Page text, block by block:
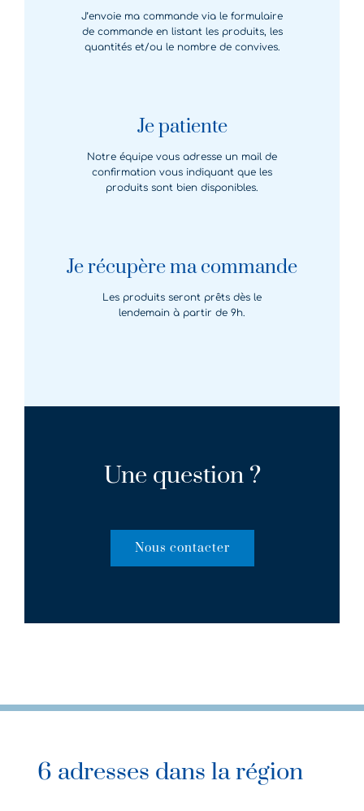
J’envoie ma commande via le formulaire
de commande en listant les produits, les
quantités et/ou le nombre de convives.
Je patiente
Notre équipe vous adresse un mail de
confirmation vous indiquant que les
produits sont bien disponibles.
Je récupère ma commande
Les produits seront prêts dès le
lendemain à partir de 9h.
Une question ?
Nous contacter
6 adresses dans la région